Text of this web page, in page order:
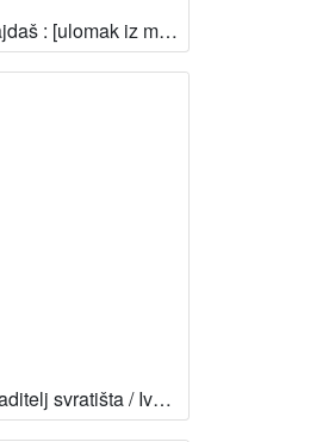
Gajdaš : [ulomak iz memoara] / Ivan Aralica
Graditelj svratišta / Ivan Aralica